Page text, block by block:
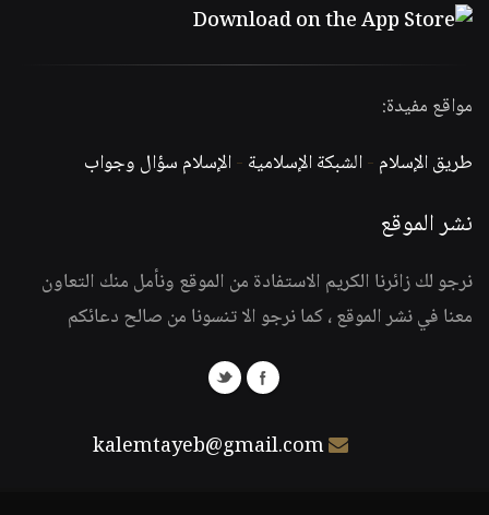
مواقع مفيدة:
طريق الإسلام -الشبكة الإسلامية -الإسلام سؤال وجواب
نشر الموقع
نرجو لك زائرنا الكريم الاستفادة من الموقع ونأمل منك التعاون
معنا في نشر الموقع ، كما نرجو الا تنسونا من صالح دعائكم
kalemtayeb@gmail.com